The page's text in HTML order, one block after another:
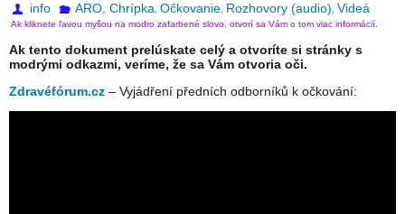
info ARO, Chrípka Očkovanie, Rozhovory (audio) Videá
Ak kliknete ľavou myšou na modro zafarbené slovo, otvorí sa Vám o tom viac informácií.
Ak tento dokument prelúskate celý a otvoríte si stránky s
modrými odkazmi, veríme, že sa Vám otvoria oči.
Zdravéfórum.cz – Vyjádření předních odborníků k očkování: